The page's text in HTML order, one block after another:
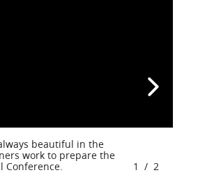
beautiful in the
work to prepare the
Conference.
1 / 2